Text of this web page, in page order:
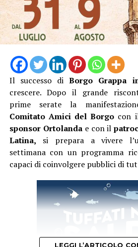
Il successo diBorgo Grappa
crescere. Dopo il grande
prime serate la
Comitato Amici del Borgo con
sponsor Ortolandae con il
Latina, si prepara a vivere
settimana con un programma
capaci di coinvolgere pubblici di
LEGGI L’ARTICOLO